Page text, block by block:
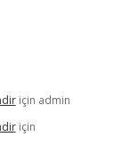
için admin
için